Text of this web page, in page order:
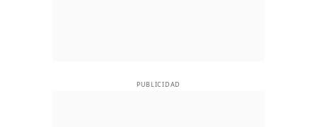
PUBLICIDAD